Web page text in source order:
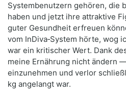
Systembenutzern gehören, die
haben und jetzt ihre attraktive
guter Gesundheit erfreuen
vom InDiva‑System hörte, wog
war ein kritischer Wert. Dank
meine Ernährung nicht ändern
einzunehmen und verlor
kg angelangt war.